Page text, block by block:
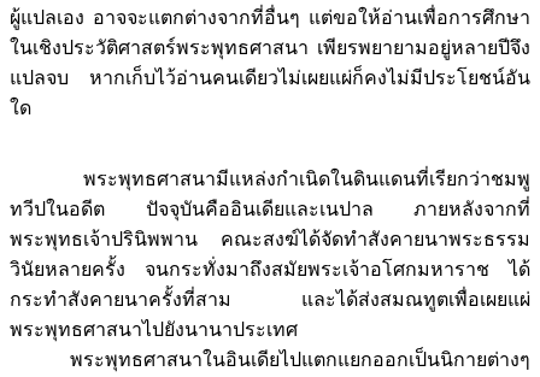
ผู้แปลเอง อาจจะแตกต่างจากที่อื่นๆ แต่ขอให้อ่านเพื่อการศึกษา
ในเชิงประวัติศาสตร์พระพุทธศาสนา เพียรพยายามอยู่หลายปีจึง
แปลจบ หากเก็บไว้อ่านคนเดียวไม่เผยแผ่ก็คงไม่มีประโยชน์อัน
ใด
พระพุทธศาสนามีแหล่งกำเนิดในดินแดนที่เรียกว่าชมพู
ทวีปในอดีต ปัจจุบันคืออินเดียและเนปาล ภายหลังจากที่
พระพุทธเจ้าปรินิพพาน คณะสงฆ์ได้จัดทำสังคายนาพระธรรม
วินัยหลายครั้ง จนกระทั่งมาถึงสมัยพระเจ้าอโศกมหาราช ได้
กระทำสังคายนาครั้งที่สาม และได้ส่งสมณทูตเพื่อเผยแผ่
พระพุทธศาสนาไปยังนานาประเทศ
พระพุทธศาสนาในอินเดียไปแตกแยกออกเป็นนิกายต่างๆ